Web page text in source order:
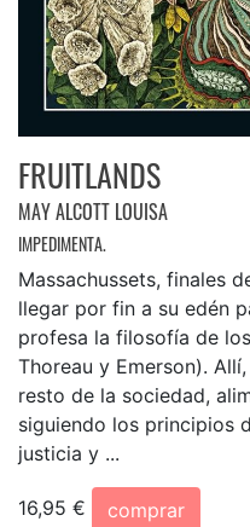
FRUITLANDS
MAY ALCOTT LOUISA
IMPEDIMENTA.
Massachussets, finales
llegar por fin a su edén
profesa la filosofía de
Thoreau y Emerson).
resto de la sociedad,
siguiendo los principios
justicia y ...
16,95 €
comprar